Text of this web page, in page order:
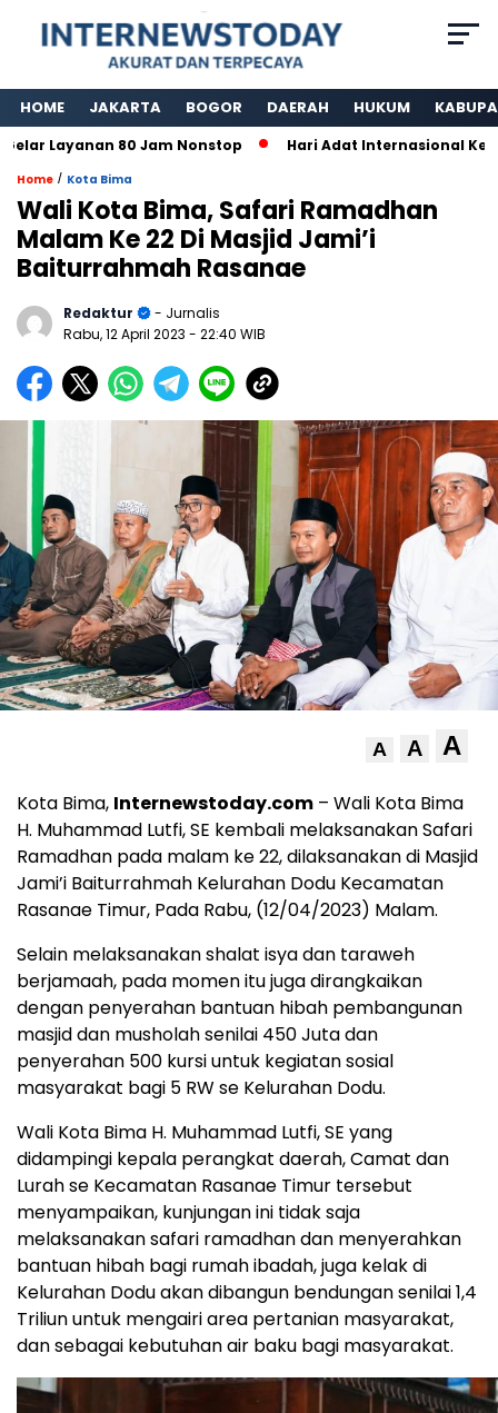
HOME JAKARTA BOGOR DAERAH HUKUM
80 Jam Nonstop Hari Adat Internasional Ke 39
Home / Kota Bima
Wali Kota Bima, Safari Ramadhan
Malam Ke 22 Di Masjid Jami’i
Baiturrahmah Rasanae
Redaktur
- Jurnalis
Rabu, 12 April 2023 - 22:40 WIB
A A A
Kota Bima, Internewstoday.com – Wali Kota Bima
H. Muhammad Lutfi, SE kembali melaksanakan Safari
Ramadhan pada malam ke 22, dilaksanakan di Masjid
Jami’i Baiturrahmah Kelurahan Dodu Kecamatan
Rasanae Timur, Pada Rabu, (12/04/2023) Malam.
Selain melaksanakan shalat isya dan taraweh
berjamaah, pada momen itu juga dirangkaikan
dengan penyerahan bantuan hibah pembangunan
masjid dan musholah senilai 450 Juta dan
penyerahan 500 kursi untuk kegiatan sosial
masyarakat bagi 5 RW se Kelurahan Dodu.
Wali Kota Bima H. Muhammad Lutfi, SE yang
didampingi kepala perangkat daerah, Camat dan
Lurah se Kecamatan Rasanae Timur tersebut
menyampaikan, kunjungan ini tidak saja
melaksanakan safari ramadhan dan menyerahkan
bantuan hibah bagi rumah ibadah, juga kelak di
Kelurahan Dodu akan dibangun bendungan senilai 1,4
Triliun untuk mengairi area pertanian masyarakat,
dan sebagai kebutuhan air baku bagi masyarakat.